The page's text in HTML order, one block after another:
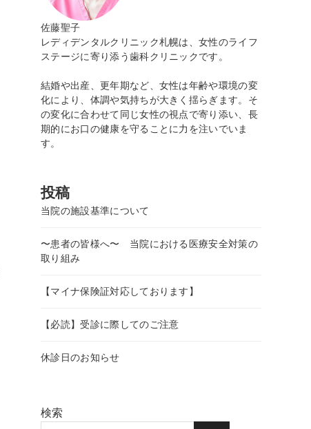
佐藤聖子
レディデンタルクリニック札幌は、女性のライフ
ステージに寄り添う歯科クリニックです。
結婚や出産、更年期など、女性は年齢や環境の変
化により、体調や気持ちが大きく揺らぎます。そ
の変化に合わせて同じ女性の視点で寄り添い、長
期的にお口の健康を守ることに力を注いでいま
す。
投稿
当院の施設基準について
〜患者の皆様へ〜 当院における医療安全対策の
取り組み
【マイナ保険証対応しております】
【必読】受診に際してのご注意
休診日のお知らせ
検索